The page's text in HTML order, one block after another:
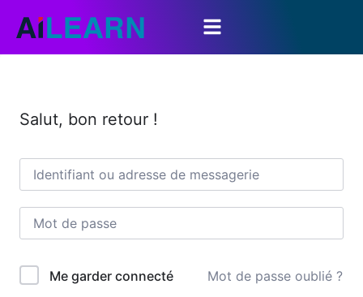
Salut, bon retour !
Me garder connecté Mot de passe oublié ?